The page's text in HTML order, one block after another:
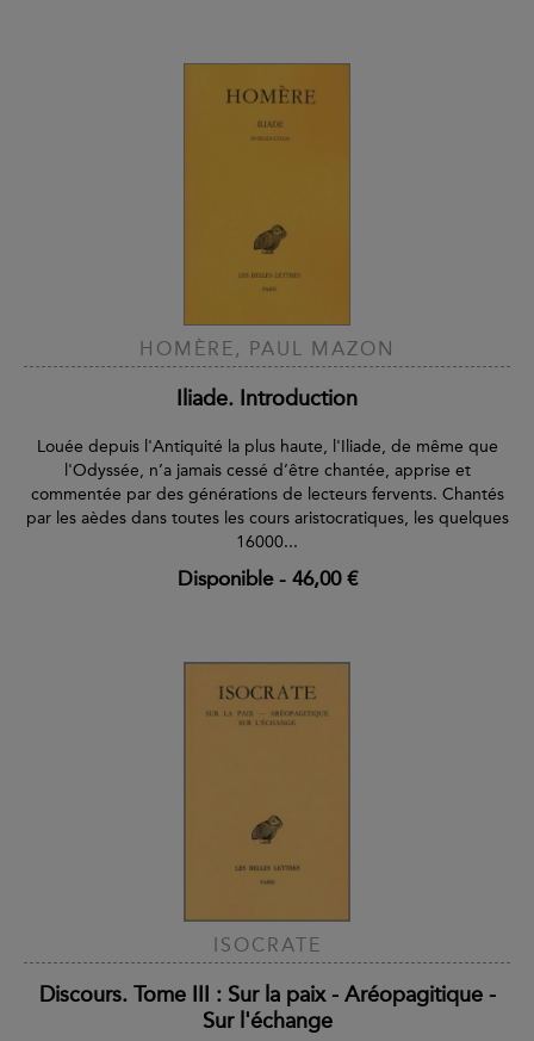
HOMÈRE, PAUL MAZON
Iliade. Introduction
Louée depuis l'Antiquité la plus haute, l'Iliade, de même que
l'Odyssée, n’a jamais cessé d’être chantée, apprise et
commentée par des générations de lecteurs fervents. Chantés
par les aèdes dans toutes les cours aristocratiques, les quelques
16000...
Disponible- 46,00 €
ISOCRATE
Discours. Tome III : Sur la paix - Aréopagitique -
Sur l'échange